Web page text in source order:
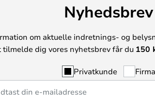
Nyhedsbrev
om aktuelle indretnings- og
tilmelde dig vores nyhetsbrev får du 150
Privatkunde Firma